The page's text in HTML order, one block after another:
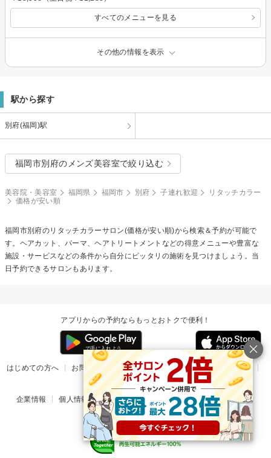
すべてのメニューを見る
その他の情報を表示
駅から探す
別府(福岡)駅
福岡市別府のメンズ美容室で絞り込む
美容院・美容室 福岡県 福岡市 別府 子連れ歓迎
リタッチカラー
価格が安い順
福岡市別府のリタッチカラーサロン(価格が安い順)から検索＆予約が可能で
す。ヘアカット、パーマ、ヘアトリートメントなどの得意メニューや豊富な
施設・サービスなどの条件から自分にピッタリの施術を見つけましょう。当
日予約できるサロンもあります。
アプリからの予約ならもっとおトクで便利！
はじめての方へ お問い合わせ ヘルプ リリース情報
利用規約
掲載ご希望のサロン様
企業情報 個人情報保護方針 楽天のサービス一覧 アプリ一覧
© Rakuten Group, Inc.